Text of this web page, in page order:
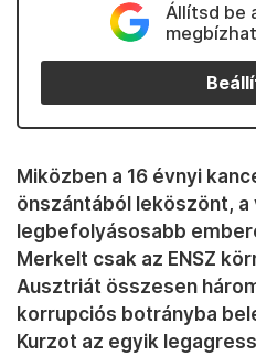
Állítsd be
Miközben a 16 évnyi
önszántából leköszönt, a
legbefolyásosabb
Merkelt csak az ENSZ
Ausztriát összesen
korrupciós botrányba
Kurzot az egyik